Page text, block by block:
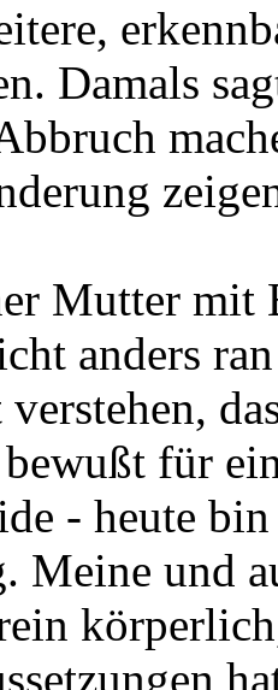
Damals
Mutter mit
anders
für
- heute
Meine und